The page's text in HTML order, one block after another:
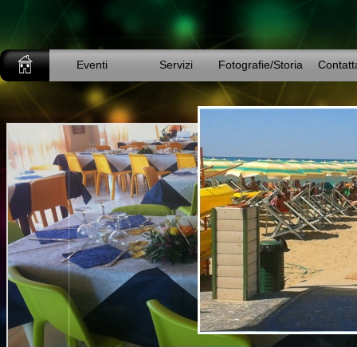
Eventi Servizi Fotografie/Storia